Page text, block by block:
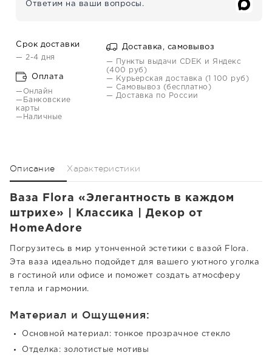
Ответим на ваши вопросы.
Срок доставки
— 2-4 дня
Оплата
—Онлайн
—Банковские
карты
—Наличные
Доставка, самовывоз
— Пункты выдачи CDEK и Яндекс
(400 руб)
— Курьерская доставка (1 100 руб)
— Самовывоз (бесплатно)
— Доставка по России
Описание Характеристики
Ваза Flora «Элегантность в каждом
штрихе» | Классика | Декор от
HomeAdore
Погрузитесь в мир утонченной эстетики с вазой Flora.
Эта ваза идеально подойдет для вашего уютного уголка
в гостиной или офисе и поможет создать атмосферу
тепла и гармонии.
Материал и Ощущения:
Основной материал: тонкое прозрачное стекло
Отделка: золотистые мотивы